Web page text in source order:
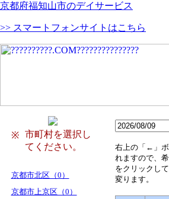
京都府福知山市のデイサービス
>> スマートフォンサイトはこちら
※
市町村を選択し
てください。
京都市北区（0）
京都市上京区（0）
右上の「←」ボ
れますので、
をクリックし
変ります。